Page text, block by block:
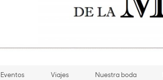
Eventos Viajes Nuestra boda